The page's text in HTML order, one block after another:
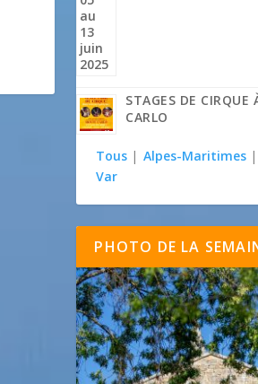
STAGES DE CIRQUE
CARLO
Tous | Alpes-Maritimes |
Var
PHOTO DE LA